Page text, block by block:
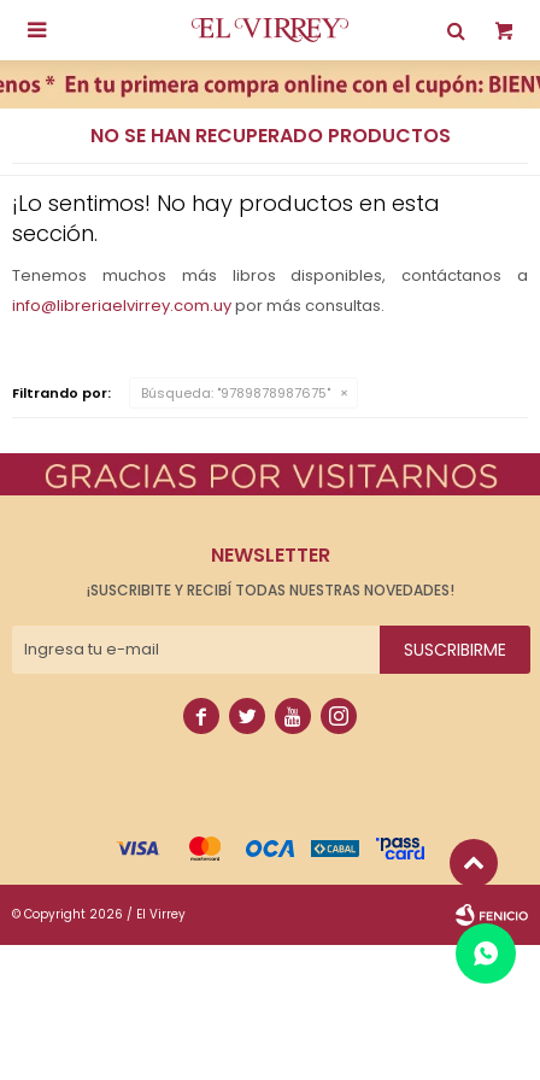

NO SE HAN RECUPERADO PRODUCTOS
¡Lo sentimos! No hay productos en esta
sección.
Tenemos muchos más libros disponibles, contáctanos a
info@libreriaelvirrey.com.uypor más consultas.
Filtrando por: Búsqueda: "9789878987675"
NEWSLETTER
¡SUSCRIBITE Y RECIBÍ TODAS NUESTRAS NOVEDADES!
SUSCRIBIRME
   
© Copyright 2026 / El Virrey